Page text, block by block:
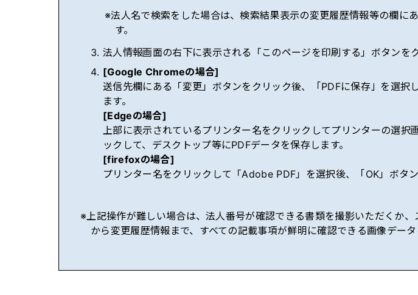
法人名で検索をした場合は、検索結果表示の変更履歴情報等の欄に
す。
法人情報画面の右下に表示される「このページを印刷する」ボタンを
[Google Chromeの場合]
送信先欄にある「変更」ボタンをクリック後、「PDFに保存」を選
ます。
[Edgeの場合]
上部に表示されているプリンター名をクリックしてプリンターの選
ックして、デスクトップ等にPDFデータを保存します。
[firefoxの場合]
プリンター名をクリックして「Adobe PDF」を選択後、「OK」ボタ
上記操作が難しい場合は、法人番号が確認できる書類を撮影いただくか
から変更履歴情報まで、すべての記載事項が鮮明に確認できる画像デー